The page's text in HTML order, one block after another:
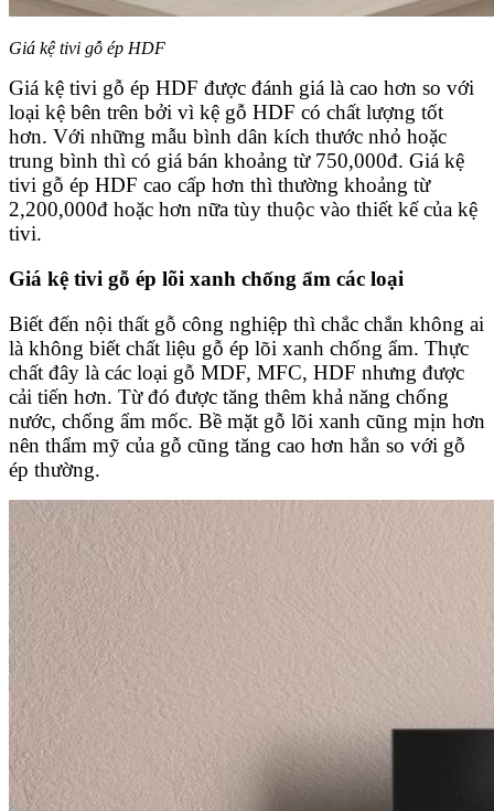
Giá kệ tivi gỗ ép HDF
Giá kệ tivi gỗ ép HDF được đánh giá là cao hơn so với
loại kệ bên trên bởi vì kệ gỗ HDF có chất lượng tốt
hơn. Với những mẫu bình dân kích thước nhỏ hoặc
trung bình thì có giá bán khoảng từ 750,000đ. Giá kệ
tivi gỗ ép HDF cao cấp hơn thì thường khoảng từ
2,200,000đ hoặc hơn nữa tùy thuộc vào thiết kế của kệ
tivi.
Giá kệ tivi gỗ ép lõi xanh chống ẩm các loại
Biết đến nội thất gỗ công nghiệp thì chắc chắn không ai
là không biết chất liệu gỗ ép lõi xanh chống ẩm. Thực
chất đây là các loại gỗ MDF, MFC, HDF nhưng được
cải tiến hơn. Từ đó được tăng thêm khả năng chống
nước, chống ẩm mốc. Bề mặt gỗ lõi xanh cũng mịn hơn
nên thẩm mỹ của gỗ cũng tăng cao hơn hẳn so với gỗ
ép thường.